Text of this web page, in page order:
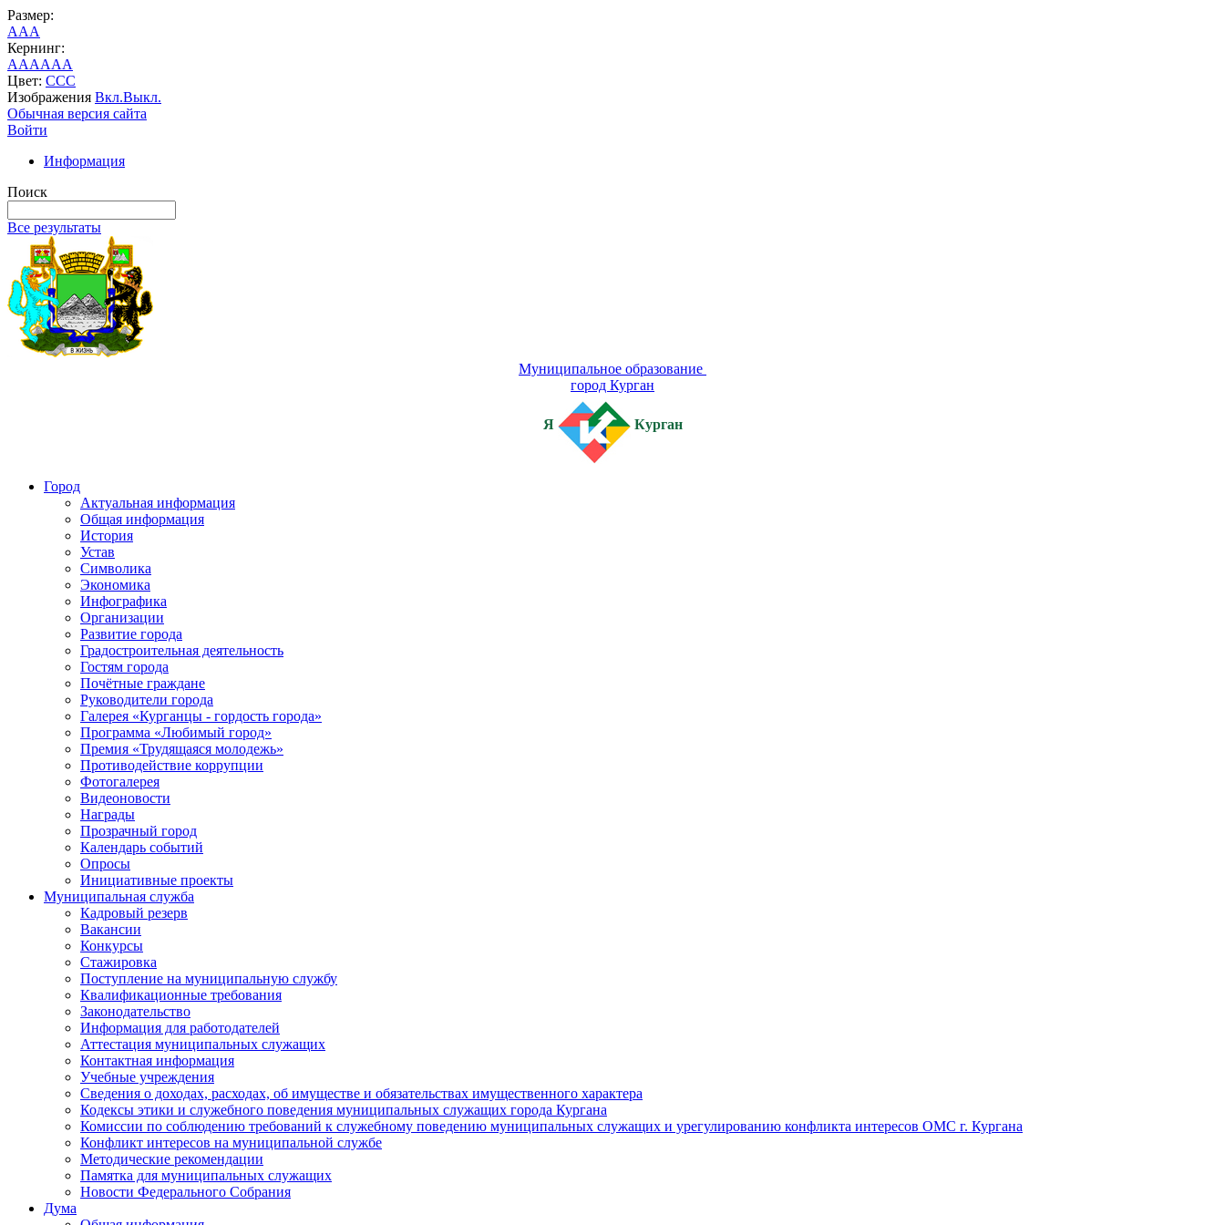
Размер:
AAA
Кернинг:
AAAAAA
Цвет: CCC
Изображения Вкл.Выкл.
Обычная версия сайта
Войти
Информация
Поиск
Все результаты
Муниципальное образование
город Курган
Я Курган
Город
Актуальная информация
Общая информация
История
Устав
Символика
Экономика
Инфографика
Организации
Развитие города
Градостроительная деятельность
Гостям города
Почётные граждане
Руководители города
Галерея «Курганцы - гордость города»
Программа «Любимый город»
Премия «Трудящаяся молодежь»
Противодействие коррупции
Фотогалерея
Видеоновости
Награды
Прозрачный город
Календарь событий
Опросы
Инициативные проекты
Муниципальная служба
Кадровый резерв
Вакансии
Конкурсы
Стажировка
Поступление на муниципальную службу
Квалификационные требования
Законодательство
Информация для работодателей
Аттестация муниципальных служащих
Контактная информация
Учебные учреждения
Сведения о доходах, расходах, об имуществе и обязательствах имущественного характера
Кодексы этики и служебного поведения муниципальных служащих города Кургана
Комиссии по соблюдению требований к служебному поведению муниципальных служащих и урегулированию конфликта интересов ОМС г. Кургана
Конфликт интересов на муниципальной службе
Методические рекомендации
Памятка для муниципальных служащих
Новости Федерального Cобрания
Дума